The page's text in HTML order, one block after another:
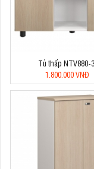
Tủ thấp NTV880-
1.800.000 VNĐ